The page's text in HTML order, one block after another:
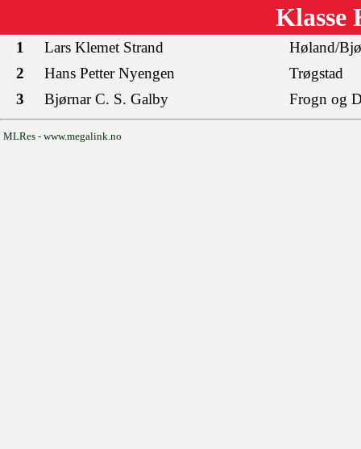
Klasse
1 Lars Klemet Strand
Høland/
2
Hans Petter Nyengen
Trøgstad
3
Bjørnar C. S. Galby Frogn og
MLRes - www.megalink.no